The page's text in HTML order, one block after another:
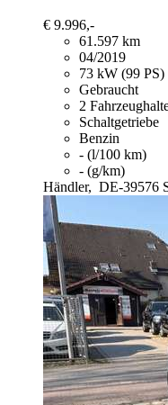
€ 9.996,-
61.597 km
04/2019
73 kW (99 PS)
Gebraucht
2
Schaltgetriebe
Benzin
- (l/100 km)
- (g/km)
Händler, DE-39576